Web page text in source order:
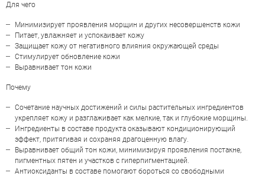
Для чего
Минимизирует проявления морщин и других несовершенств кожи
Питает, увлажняет и успокаивает кожу
Защищает кожу от негативного влияния окружающей среды
Стимулирует обновление кожи
Выравнивает тон кожи
Почему
Сочетание научных достижений и силы растительных ингредиентов
укрепляет кожу и разглаживает как мелкие, так и глубокие морщины.
Ингредиенты в составе продукта оказывают кондиционирующий
эффект, притягивая и сохраняя драгоценную влагу.
Выравнивает общий тон кожи, минимизируя проявления постакне,
пигментных пятен и участков с гиперпигментацией.
Антиоксиданты в составе помогают бороться со свободными